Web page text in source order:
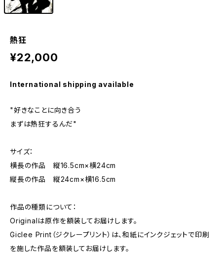
熱狂
¥22,000
International shipping available
"好きなことに向き合う
まずは熱狂するんだ"
サイズ：
横長の作品 縦16.5cm×横24cm
縦長の作品 縦24cm×横16.5cm
作品の種類について：
Originalは原作を額装してお届けします。
Giclee Print（ジクレープリント）は、和紙にインクジェットで印刷
を施した作品を額装してお届けします。